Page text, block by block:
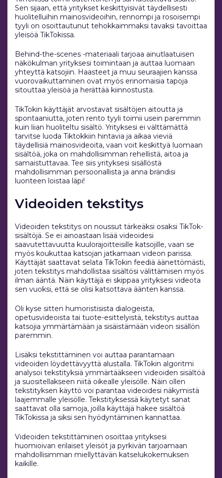
Sen sijaan, että yritykset keskittyisivät täydellisesti
huolitelluihin mainosvideoihin, rennompi ja rosoisempi
tyyli on osoittautunut tehokkaimmaksi tavaksi tavoittaa
yleisöä TikTokissa.
Behind-the-scenes -materiaali tarjoaa ainutlaatuisen
näkökulman yrityksesi toimintaan ja auttaa luomaan
yhteyttä katsojiin. Haasteet ja muu seuraajien kanssa
vuorovaikuttaminen ovat myös erinomaisia tapoja
sitouttaa yleisöä ja herättää kiinnostusta.
TikTokin käyttäjät arvostavat sisältöjen aitoutta ja
spontaaniutta, joten rento tyyli toimii usein paremmin
kuin liian huoliteltu sisältö. Yrityksesi ei välttämättä
tarvitse luoda Tiktokkiin hintavia ja aikaa vieviä
täydellisiä mainosvideoita, vaan voit keskittyä luomaan
sisältöä, joka on mahdollisimman rehellistä, aitoa ja
samaistuttavaa. Tee siis yrityksesi sisällöstä
mahdollisimman persoonallista ja anna brändisi
luonteen loistaa läpi!
Videoiden tekstitys
Videoiden tekstitys on noussut tärkeäksi osaksi TikTok-
sisältöjä. Se ei ainoastaan lisää videoidesi
saavutettavuutta kuulorajoitteisille katsojille, vaan se
myös koukuttaa katsojan jatkamaan videon parissa.
Käyttäjät saattavat selata TikTokin feediä äänettömästi,
joten tekstitys mahdollistaa sisältösi välittämisen myös
ilman ääntä. Näin käyttäjä ei skippaa yrityksesi videota
sen vuoksi, että se olisi katsottava äänten kanssa.
Oli kyse sitten humoristisista dialogeista,
opetusvideoista tai tuote-esittelyistä, tekstitys auttaa
katsojia ymmärtämään ja sisäistämään videon sisällön
paremmin.
Lisäksi tekstittäminen voi auttaa parantamaan
videoiden löydettävyyttä alustalla. TikTokin algoritmi
analysoi tekstityksiä ymmärtääkseen videoiden sisältöä
ja suositellakseen niitä oikealle yleisölle. Näin ollen
tekstityksen käyttö voi parantaa videoidesi näkymistä
laajemmalle yleisölle. Tekstityksessä käytetyt sanat
saattavat olla samoja, joilla käyttäjä hakee sisältöä
TikTokissa ja siksi sen hyödyntäminen kannattaa.
Videoiden tekstittäminen osoittaa yrityksesi
huomioivan erilaiset yleisöt ja pyrkivän tarjoamaan
mahdollisimman miellyttävän katselukokemuksen
kaikille.